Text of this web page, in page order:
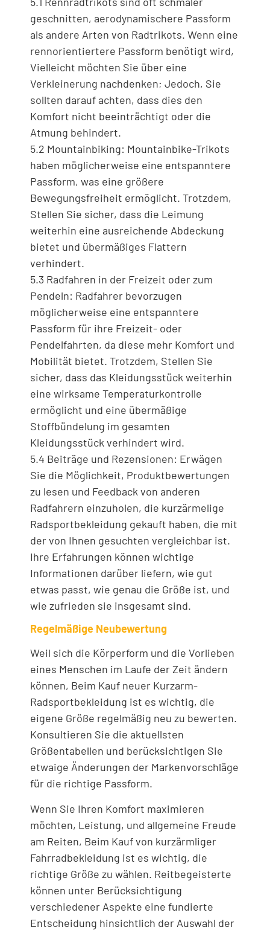
geschnitten, aerodynamischere Passform
als andere Arten von Radtrikots. Wenn eine
rennorientiertere Passform benötigt wird,
Vielleicht möchten Sie über eine
Verkleinerung nachdenken; Jedoch, Sie
sollten darauf achten, dass dies den
Komfort nicht beeinträchtigt oder die
Atmung behindert.
5.2 Mountainbiking: Mountainbike-Trikots
haben möglicherweise eine entspanntere
Passform, was eine größere
Bewegungsfreiheit ermöglicht. Trotzdem,
Stellen Sie sicher, dass die Leimung
weiterhin eine ausreichende Abdeckung
bietet und übermäßiges Flattern
verhindert.
5.3 Radfahren in der Freizeit oder zum
Pendeln: Radfahrer bevorzugen
möglicherweise eine entspanntere
Passform für ihre Freizeit- oder
Pendelfahrten, da diese mehr Komfort und
Mobilität bietet. Trotzdem, Stellen Sie
sicher, dass das Kleidungsstück weiterhin
eine wirksame Temperaturkontrolle
ermöglicht und eine übermäßige
Stoffbündelung im gesamten
Kleidungsstück verhindert wird.
5.4 Beiträge und Rezensionen: Erwägen
Sie die Möglichkeit, Produktbewertungen
zu lesen und Feedback von anderen
Radfahrern einzuholen, die kurzärmelige
Radsportbekleidung gekauft haben, die mit
der von Ihnen gesuchten vergleichbar ist.
Ihre Erfahrungen können wichtige
Informationen darüber liefern, wie gut
etwas passt, wie genau die Größe ist, und
wie zufrieden sie insgesamt sind.
Regelmäßige Neubewertung
Weil sich die Körperform und die Vorlieben
eines Menschen im Laufe der Zeit ändern
können, Beim Kauf neuer Kurzarm-
Radsportbekleidung ist es wichtig, die
eigene Größe regelmäßig neu zu bewerten.
Konsultieren Sie die aktuellsten
Größentabellen und berücksichtigen Sie
etwaige Änderungen der Markenvorschläge
für die richtige Passform.
Wenn Sie Ihren Komfort maximieren
möchten, Leistung, und allgemeine Freude
am Reiten, Beim Kauf von kurzärmliger
Fahrradbekleidung ist es wichtig, die
richtige Größe zu wählen. Reitbegeisterte
können unter Berücksichtigung
verschiedener Aspekte eine fundierte
Entscheidung hinsichtlich der Auswahl der